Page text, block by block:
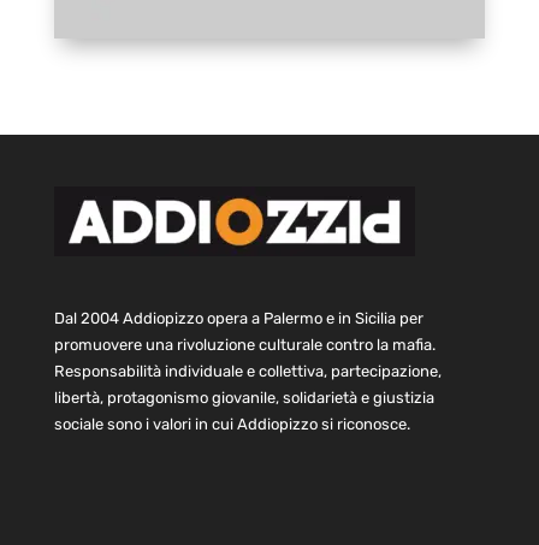
Dal 2004 Addiopizzo opera a Palermo e in Sicilia per
promuovere una rivoluzione culturale contro la mafia.
Responsabilità individuale e collettiva, partecipazione,
libertà, protagonismo giovanile, solidarietà e giustizia
sociale sono i valori in cui Addiopizzo si riconosce.